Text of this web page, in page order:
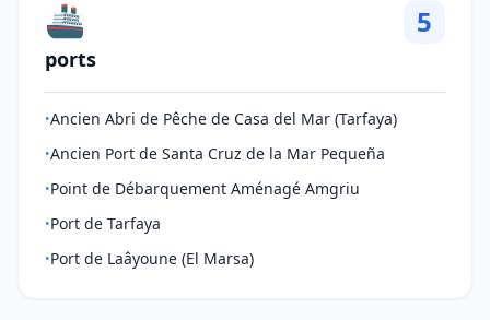
🚢
ports
5
•Ancien Abri de Pêche de Casa del Mar (Tarfaya)
•Ancien Port de Santa Cruz de la Mar Pequeña
•Point de Débarquement Aménagé Amgriu
•Port de Tarfaya
•Port de Laâyoune (El Marsa)